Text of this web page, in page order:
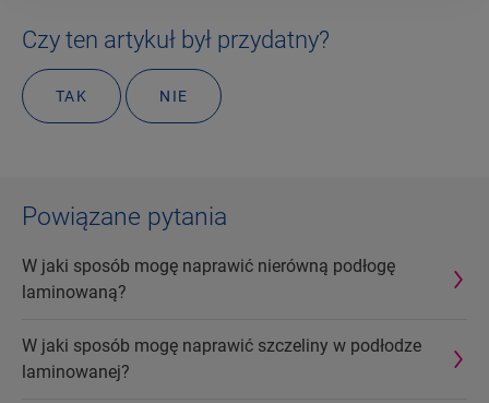
Czy ten artykuł był przydatny?
TAK NIE
Powiązane pytania
W jaki sposób mogę naprawić nierówną podłogę
laminowaną?
W jaki sposób mogę naprawić szczeliny w podłodze
laminowanej?